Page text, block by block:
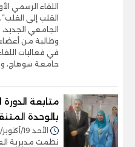
القلب إلى
وطالبة من
في فعاليات
جامعة سوهاج،
متابعة الدورة
بالوحدة
الأحد 19/أكتوبر/2025 - 06:26 م
نظمت مديرية